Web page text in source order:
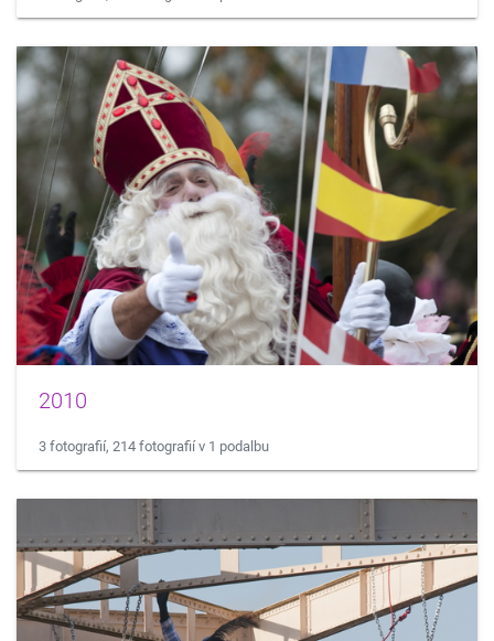
2010
3 fotografií, 214 fotografií v 1 podalbu